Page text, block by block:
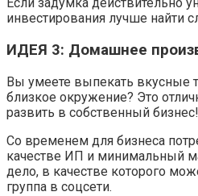
инвестирования лучше найти
ИДЕЯ 3: Домашнее
Вы умеете выпекать вкусные
близкое окружение? Это
развить в собственный бизнес!
Со временем для бизнеса
качестве ИП и минимальный
дело, в качестве которого
группа в соцсети.